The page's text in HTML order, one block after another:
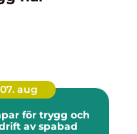
07. aug
för trygg och
av spabad